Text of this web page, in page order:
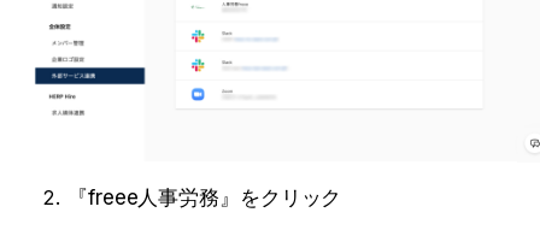
『freee人事労務』をクリック